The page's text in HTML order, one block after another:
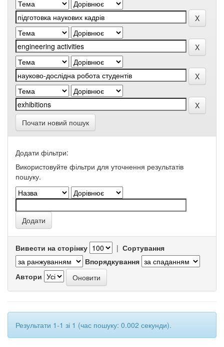
Почати новий пошук
Додати фільтри:
Використовуйте фільтри для уточнення результатів
пошуку.
Вивести на сторінку | Сортування
Впорядкування
Автори
Результати 1-1 зі 1 (час пошуку: 0.002 секунди).